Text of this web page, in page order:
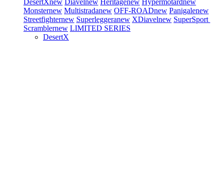
DesertXnew Diavelnew Heritagenew Hypermotardnew
Monsternew Multistradanew OFF-ROADnew Panigalenew
Streetfighternew Superleggeranew XDiavelnew SuperSport
Scramblernew LIMITED SERIES
DesertX